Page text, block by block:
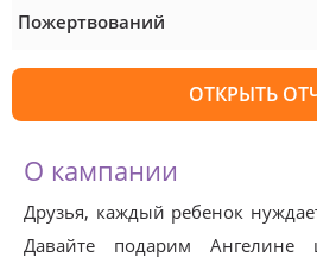
Пожертвований
ОТКРЫТЬ
О кампании
Друзья, каждый ребенок
Давайте подарим Ангелине